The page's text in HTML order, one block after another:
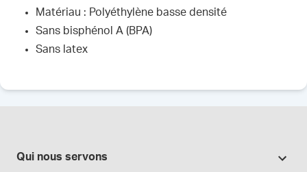
Matériau : Polyéthylène basse densité
Sans bisphénol A (BPA)
Sans latex
Qui nous servons